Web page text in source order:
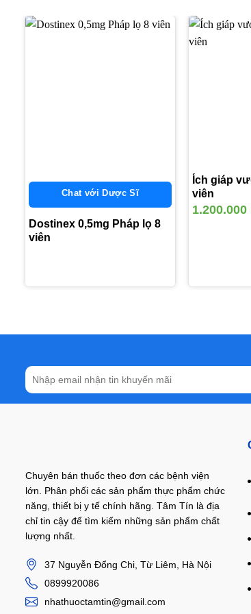
Dostinex 0,5mg Pháp lọ 8
viên
Chat với Dược Sĩ
Ích giáp
viên
1.200.000
Chuyên bán thuốc theo đơn các bệnh viện
lớn. Phân phối các sản phẩm thực phẩm chức
năng, thiết bị y tế chính hãng. Tâm Tín là địa
chỉ tin cậy để tìm kiếm những sản phẩm chất
lượng nhất.
37 Nguyễn Đổng Chi, Từ Liêm, Hà Nội
0899920086
nhathuoctamtin@gmail.com